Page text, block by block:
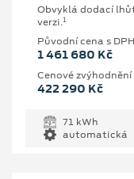
Obvyklá dodací
verzi.1
Původní cena s DPH
1 461 680 Kč
Cenové zvýhodnění
422 290 Kč
71 kWh
automatická